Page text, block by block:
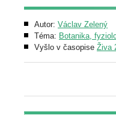
Autor: Václav Zelený
Téma: Botanika,
Vyšlo v časopise Živa